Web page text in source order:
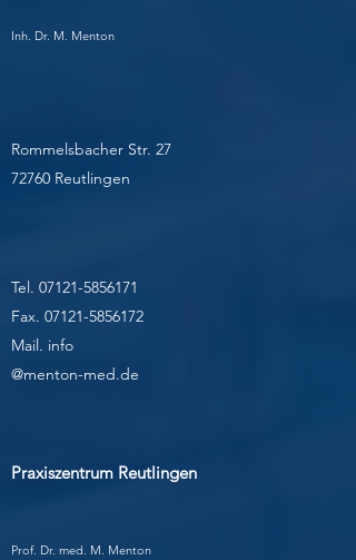
Inh. Dr. M. Menton
Rommelsbacher Str. 27
72760 Reutlingen
Tel. 07121-5856171
Fax. 07121-5856172
Mail. info
@menton-med.de
Praxiszentrum Reutlingen
Prof. Dr. med. M. Menton